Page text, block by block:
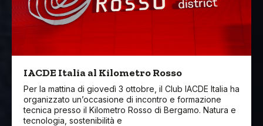
IACDE Italia al Kilometro Rosso
Per la mattina di giovedì 3 ottobre, il Club IACDE Italia ha
organizzato un’occasione di incontro e formazione
tecnica presso il Kilometro Rosso di Bergamo. Natura e
tecnologia, sostenibilità e